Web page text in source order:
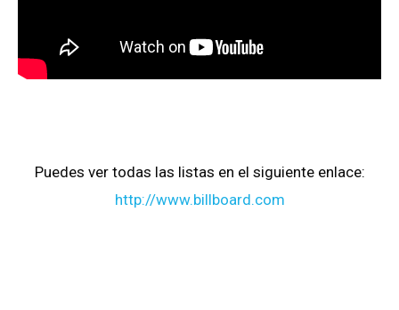
Puedes ver todas las listas en el siguiente enlace:
http://www.billboard.com